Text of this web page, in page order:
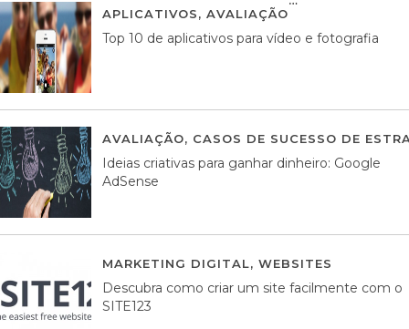
APLICATIVOS, AVALIAÇÃO
Top 10 de aplicativos para vídeo e fotografia
AVALIAÇÃO, CASOS DE SUCESSO DE
Ideias criativas para ganhar dinheiro: Google
AdSense
MARKETING DIGITAL, WEBSITES
Descubra como criar um site facilmente com o
SITE123